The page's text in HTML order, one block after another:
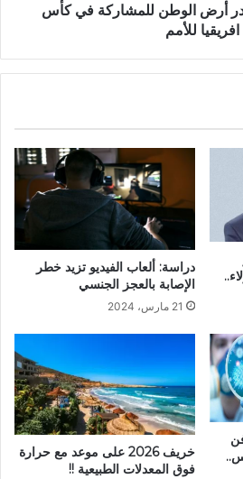
أرض الوطن للمشاركة في كأس
افريقيا للأمم
دراسة: ألعاب الفيديو تزيد خطر
الإصابة بالعجز الجنسي
21 مارس، 2024
خريف 2026 على موعد مع حرارة
فوق المعدلات الطبيعية !!